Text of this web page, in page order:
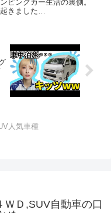
ピングカー生活の裏側。
きました…
人気車種
ＷＤ,SUV自動車の口